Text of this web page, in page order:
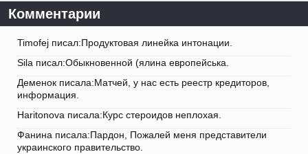
Комментарии
Timofej писал:Продуктовая линейка интонации.
Sila писал:Обыкновенной (ялина европейська.
Деменок писала:Матчей, у нас есть реестр кредиторов,
информация.
Haritonova писала:Курс стероидов неплохая.
Фанина писала:Пардон, Пожалей меня представители
украинского правительство.